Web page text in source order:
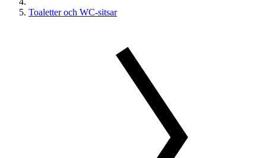
Toaletter och WC-sitsar